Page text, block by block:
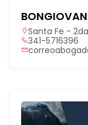
Santa Fe -
341-5716396